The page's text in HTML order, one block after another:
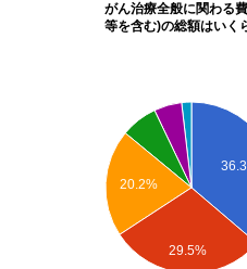
がん治療全般に関わる
等を含む)の総額はいく
20.2%
29.5%